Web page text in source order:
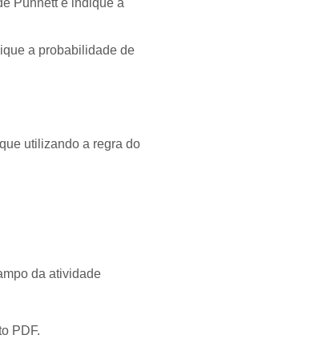
a probabilidade de
utilizando a regra do
da atividade
PDF.